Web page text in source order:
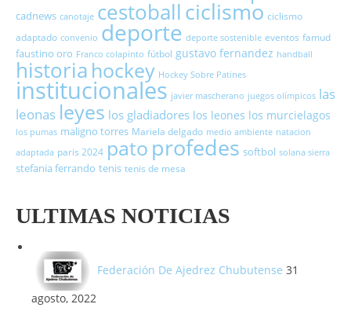
cadnews canotaje cestoballciclismo ciclismo
adaptado convenio deporte deporte sostenible eventos famud
faustino oro Franco colapinto fútbol gustavo fernandez handball
historia hockey Hockey Sobre Patines
institucionales javier mascherano juegos olímpicos las
leonas leyes los gladiadores los leones los murcielagos
los pumas maligno torres Mariela delgado medio ambiente natacion
adaptada paris 2024 pato profedes softbol solana sierra
stefania ferrando tenis tenis de mesa
ULTIMAS NOTICIAS
Federación De Ajedrez Chubutense 31
agosto, 2022